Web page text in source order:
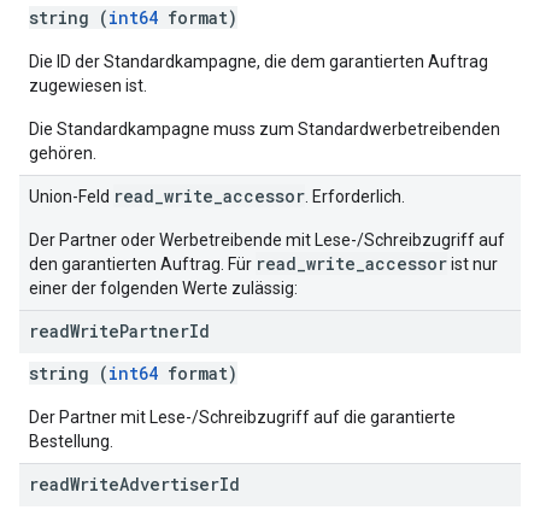
string (int64 format)
Die ID der Standardkampagne, die dem garantierten Auftrag
zugewiesen ist.
Die Standardkampagne muss zum Standardwerbetreibenden
gehören.
Union-Feld read_write_accessor . Erforderlich.
Der Partner oder Werbetreibende mit Lese-/Schreibzugriff auf
den garantierten Auftrag. Für read_write_accessorist nur
einer der folgenden Werte zulässig:
readWritePartnerId
string (int64 format)
Der Partner mit Lese-/Schreibzugriff auf die garantierte
Bestellung.
readWriteAdvertiserId